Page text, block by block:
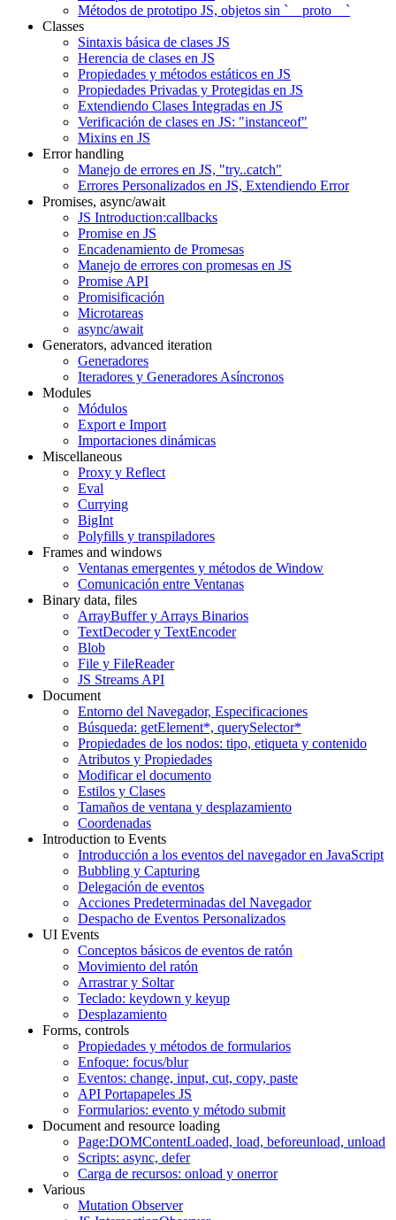
Métodos de prototipo JS, objetos sin `__proto__`
Classes
Sintaxis básica de clases JS
Herencia de clases en JS
Propiedades y métodos estáticos en JS
Propiedades Privadas y Protegidas en JS
Extendiendo Clases Integradas en JS
Verificación de clases en JS: "instanceof"
Mixins en JS
Error handling
Manejo de errores en JS, "try..catch"
Errores Personalizados en JS, Extendiendo Error
Promises, async/await
JS Introduction:callbacks
Promise en JS
Encadenamiento de Promesas
Manejo de errores con promesas en JS
Promise API
Promisificación
Microtareas
async/await
Generators, advanced iteration
Generadores
Iteradores y Generadores Asíncronos
Modules
Módulos
Export e Import
Importaciones dinámicas
Miscellaneous
Proxy y Reflect
Eval
Currying
BigInt
Polyfills y transpiladores
Frames and windows
Ventanas emergentes y métodos de Window
Comunicación entre Ventanas
Binary data, files
ArrayBuffer y Arrays Binarios
TextDecoder y TextEncoder
Blob
File y FileReader
JS Streams API
Document
Entorno del Navegador, Especificaciones
Búsqueda: getElement*, querySelector*
Propiedades de los nodos: tipo, etiqueta y contenido
Atributos y Propiedades
Modificar el documento
Estilos y Clases
Tamaños de ventana y desplazamiento
Coordenadas
Introduction to Events
Introducción a los eventos del navegador en JavaScript
Bubbling y Capturing
Delegación de eventos
Acciones Predeterminadas del Navegador
Despacho de Eventos Personalizados
UI Events
Conceptos básicos de eventos de ratón
Movimiento del ratón
Arrastrar y Soltar
Teclado: keydown y keyup
Desplazamiento
Forms, controls
Propiedades y métodos de formularios
Enfoque: focus/blur
Eventos: change, input, cut, copy, paste
API Portapapeles JS
Formularios: evento y método submit
Document and resource loading
Page:DOMContentLoaded, load, beforeunload, unload
Scripts: async, defer
Carga de recursos: onload y onerror
Various
Mutation Observer